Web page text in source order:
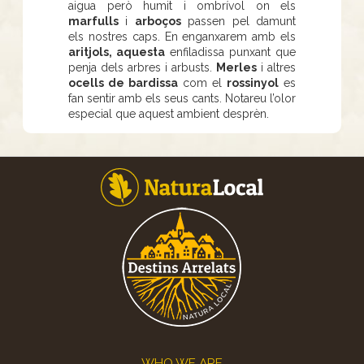
aigua però humit i ombrívol on els
marfulls i arboçospassen pel damunt
els nostres caps. En enganxarem amb els
aritjols, aquesta enfiladissa punxant que
penja dels arbres i arbusts.
Merles i altres
ocells de bardissa com el rossinyol es
fan sentir amb els seus cants. Notareu l’olor
especial que aquest ambient desprèn.